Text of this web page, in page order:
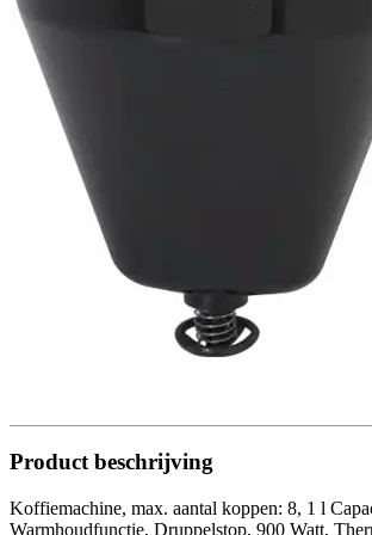
Product beschrijving
Koffiemachine, max. aantal koppen: 8, 1 l
Warmhoudfunctie, Druppelstop, 900 Watt,